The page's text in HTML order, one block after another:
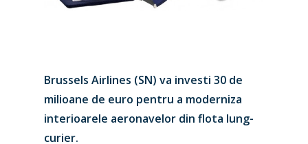
Brussels Airlines (SN) va investi 30 de
milioane de euro pentru a moderniza
interioarele aeronavelor din flota lung-
curier.